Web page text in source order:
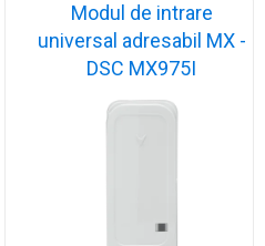
Modul de intrare
universal adresabil MX -
DSC MX975I